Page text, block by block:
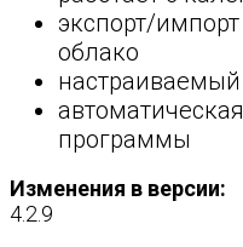
экспорт/
облако
программы
Изменения в версии:
4.2.9